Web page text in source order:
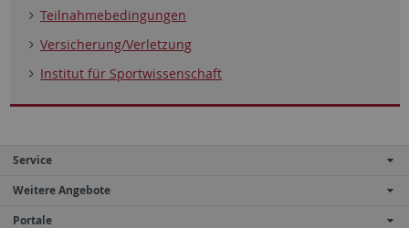
Teilnahmebedingungen
Versicherung/Verletzung
Institut für Sportwissenschaft
Service
Weitere Angebote
Portale